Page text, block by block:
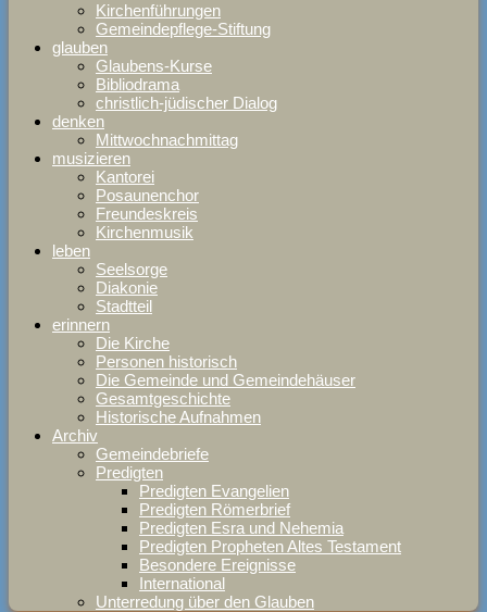
Kirchenführungen
Gemeindepflege-Stiftung
glauben
Glaubens-Kurse
Bibliodrama
christlich-jüdischer Dialog
denken
Mittwochnachmittag
musizieren
Kantorei
Posaunenchor
Freundeskreis
Kirchenmusik
leben
Seelsorge
Diakonie
Stadtteil
erinnern
Die Kirche
Personen historisch
Die Gemeinde und Gemeindehäuser
Gesamtgeschichte
Historische Aufnahmen
Archiv
Gemeindebriefe
Predigten
Predigten Evangelien
Predigten Römerbrief
Predigten Esra und Nehemia
Predigten Propheten Altes Testament
Besondere Ereignisse
International
Unterredung über den Glauben